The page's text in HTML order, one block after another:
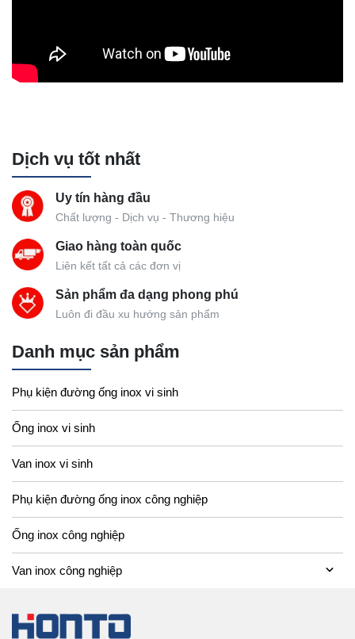
Dịch vụ tốt nhất
Uy tín hàng đầu
Chất lượng - Dịch vụ - Thương hiệu
Giao hàng toàn quốc
Liên kết tất cả các đơn vị
Sản phẩm đa dạng phong phú
Luôn đi đầu xu hướng sản phẩm
Danh mục sản phẩm
Phụ kiện đường ống inox vi sinh
Ống inox vi sinh
Van inox vi sinh
Phụ kiện đường ống inox công nghiệp
Ống inox công nghiệp
Van inox công nghiệp